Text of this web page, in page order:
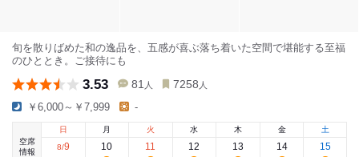
旬を散りばめた和の逸品を、五感が喜ぶ落ち着いた空間で堪能する至福
のひととき。ご接待にも
3.53 81 人 7258 人
￥6,000～￥7,999 -
空席
情報
日
8/9
月
10
火
11
水
12
木
13
金
14
土
15